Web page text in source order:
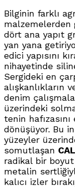
Bilginin farklı
malzemelerden
dört ana yapıt
yan yana
edici yapısını
nihayetinde
Sergideki en
alışkanlıkların
denim
üzerindeki
tenin
dönüşüyor. Bu
yüzeyler
somutlaşan
radikal bir boyut
metalin
kalıcı izler